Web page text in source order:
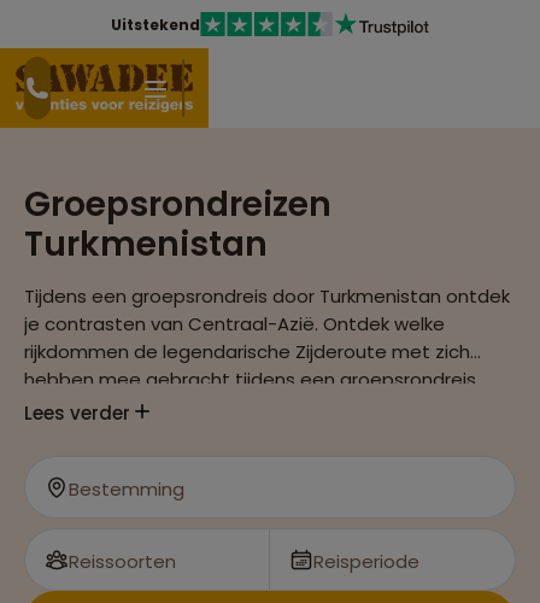
Uitstekend
Groepsrondreizen
Turkmenistan
Tijdens een groepsrondreis door Turkmenistan ontdek
je contrasten van Centraal-Azië. Ontdek welke
rijkdommen de legendarische Zijderoute met zich
hebben mee gebracht tijdens een groepsrondreis
met Sawadee.
Lees verder
Bestemming
Reissoorten Reisperiode